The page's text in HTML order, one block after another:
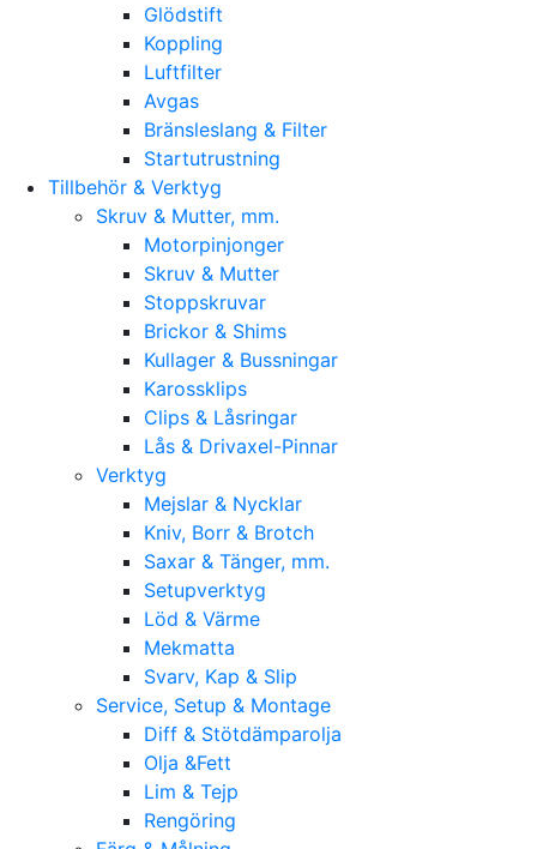
Glödstift
Koppling
Luftfilter
Avgas
Bränsleslang & Filter
Startutrustning
Tillbehör & Verktyg
Skruv & Mutter, mm.
Motorpinjonger
Skruv & Mutter
Stoppskruvar
Brickor & Shims
Kullager & Bussningar
Karossklips
Clips & Låsringar
Lås & Drivaxel-Pinnar
Verktyg
Mejslar & Nycklar
Kniv, Borr & Brotch
Saxar & Tänger, mm.
Setupverktyg
Löd & Värme
Mekmatta
Svarv, Kap & Slip
Service, Setup & Montage
Diff & Stötdämparolja
Olja &Fett
Lim & Tejp
Rengöring